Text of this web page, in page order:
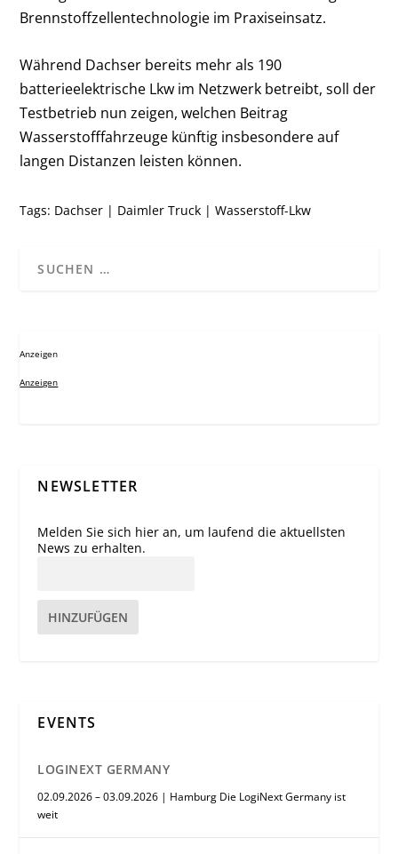
Brennstoffzellentechnologie im Praxiseinsatz.
Während Dachser bereits mehr als 190
batterieelektrische Lkw im Netzwerk betreibt, soll der
Testbetrieb nun zeigen, welchen Beitrag
Wasserstofffahrzeuge künftig insbesondere auf
langen Distanzen leisten können.
Tags: Dachser | Daimler Truck |Wasserstoff-Lkw
Anzeigen
Anzeigen
NEWSLETTER
Melden Sie sich hier an, um laufend die aktuellsten
News zu erhalten.
HINZUFÜGEN
EVENTS
LOGINEXT GERMANY
02.09.2026 – 03.09.2026 | Hamburg Die LogiNext Germany ist
weit